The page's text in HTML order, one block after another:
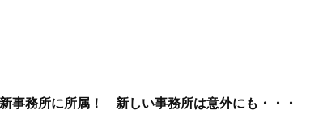
事務所に所属！ 新しい事務所は意外にも・・・